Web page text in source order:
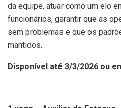
da equipe, atuar como um elo
funcionários, garantir que as
sem problemas e que os
mantidos.
Disponível até 3/3/2026 ou